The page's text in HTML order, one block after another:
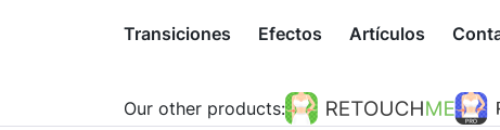
Transiciones Efectos Artículos
Our other products: